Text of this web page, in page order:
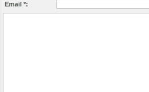
Email *: